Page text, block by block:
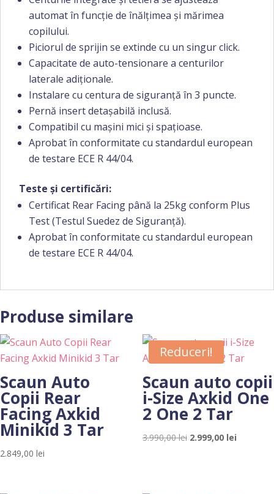
automat în funcție de înălțimea și mărimea
copilului.
Piciorul de sprijin se extinde cu un singur click.
Capacitate de auto-tensionare a centurilor
laterale adiționale.
Instalare cu centura de siguranță în 3 puncte.
Pernă insert detașabilă inclusă.
Compatibil cu mașini mici și spațioase.
Aprobat în conformitate cu standardul european
de testare ECE R 44/04.
Teste și certificări:
Certificat Rear Facing până la 25kg conform Plus
Test (Testul Suedez de Siguranță).
Aprobat în conformitate cu standardul european
de testare ECE R 44/04.
Produse similare
Scaun Auto
Copii Rear
Facing Axkid
Minikid 3 Tar
2.849,00 lei
Reduceri!
Scaun auto copii
i-Size Axkid One
2 One 2 Tar
3.990,00lei Prețul
2.999,00 leiPrețul